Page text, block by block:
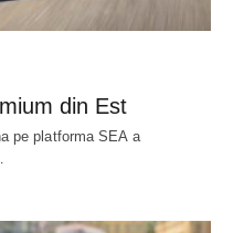
din Est
pe platforma SEA a